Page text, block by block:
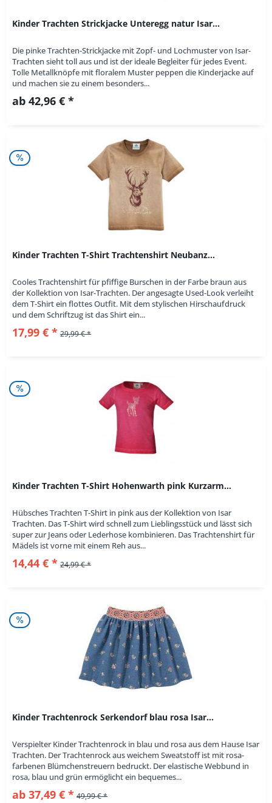
Kinder Trachten Strickjacke Unteregg natur Isar...
Die pinke Trachten-Strickjacke mit Zopf- und Lochmuster von Isar-
Trachten sieht toll aus und ist der ideale Begleiter für jedes Event.
Tolle Metallknöpfe mit floralem Muster peppen die Kinderjacke auf
und machen sie zu einem besonders...
ab 42,96 € *
Kinder Trachten T-Shirt Trachtenshirt Neubanz...
Cooles Trachtenshirt für pfiffige Burschen in der Farbe braun aus
der Kollektion von Isar-Trachten. Der angesagte Used-Look verleiht
dem T-Shirt ein flottes Outfit. Mit dem stylischen Hirschaufdruck
und dem Schriftzug ist das Shirt ein...
17,99 € * 29,99 € *
Kinder Trachten T-Shirt Hohenwarth pink Kurzarm...
Hübsches Trachten T-Shirt in pink aus der Kollektion von Isar
Trachten. Das T-Shirt wird schnell zum Lieblingsstück und lässt sich
super zur Jeans oder Lederhose kombinieren. Das Trachtenshirt für
Mädels ist vorne mit einem Reh aus...
14,44 € * 24,99 € *
Kinder Trachtenrock Serkendorf blau rosa Isar...
Verspielter Kinder Trachtenrock in blau und rosa aus dem Hause Isar
Trachten. Der Trachtenrock aus weichem Sweatstoff ist mit rosa-
farbenen Blümchenstreuern bedruckt. Der elastische Webbund in
rosa, blau und grün ermöglicht ein bequemes...
ab 37,49 € * 49,99 € *